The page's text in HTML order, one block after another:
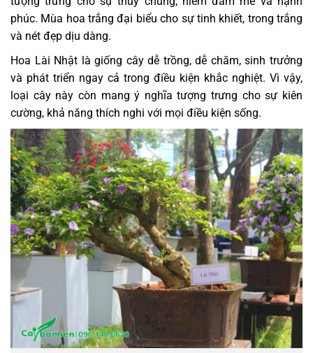
phúc. Mùa hoa trắng đại biểu cho sự tinh khiết, trong trắng
và nét đẹp dịu dàng.
Hoa Lài Nhật là giống cây dễ trồng, dễ chăm, sinh trưởng
và phát triển ngay cả trong điều kiện khắc nghiệt. Vì vậy,
loại cây này còn mang ý nghĩa tượng trưng cho sự kiên
cường, khả năng thích nghi với mọi điều kiện sống.